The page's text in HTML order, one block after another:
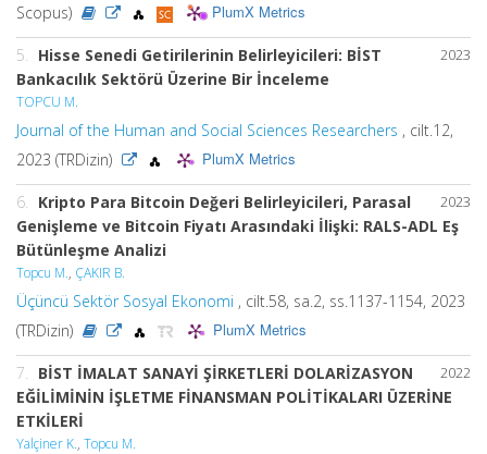
Scopus)
PlumX Metrics
2023
5. Hisse Senedi Getirilerinin Belirleyicileri: BİST
Bankacılık Sektörü Üzerine Bir İnceleme
TOPCU M.
Journal of the Human and Social Sciences Researchers , cilt.12,
2023 (TRDizin)
PlumX Metrics
2023
6. Kripto Para Bitcoin Değeri Belirleyicileri, Parasal
Genişleme ve Bitcoin Fiyatı Arasındaki İlişki: RALS-ADL Eş
Bütünleşme Analizi
Topcu M., ÇAKIR B.
Üçüncü Sektör Sosyal Ekonomi , cilt.58, sa.2, ss.1137-1154, 2023
(TRDizin)
PlumX Metrics
2022
7. BİST İMALAT SANAYİ ŞİRKETLERİ DOLARİZASYON
EĞİLİMİNİN İŞLETME FİNANSMAN POLİTİKALARI ÜZERİNE
ETKİLERİ
Yalçiner K., Topcu M.